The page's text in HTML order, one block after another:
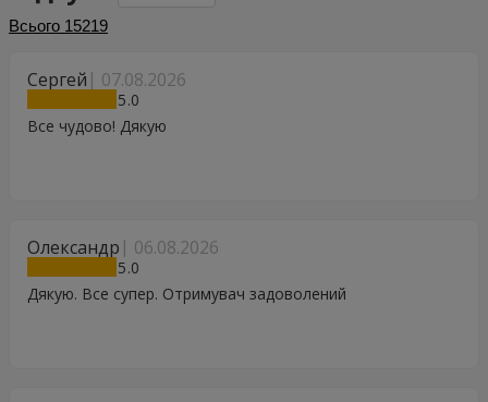
Всього 15219
Сергей 07.08.2026
5
Все чудово! Дякую
Олександр 06.08.2026
5
Дякую. Все супер. Отримувач задоволений